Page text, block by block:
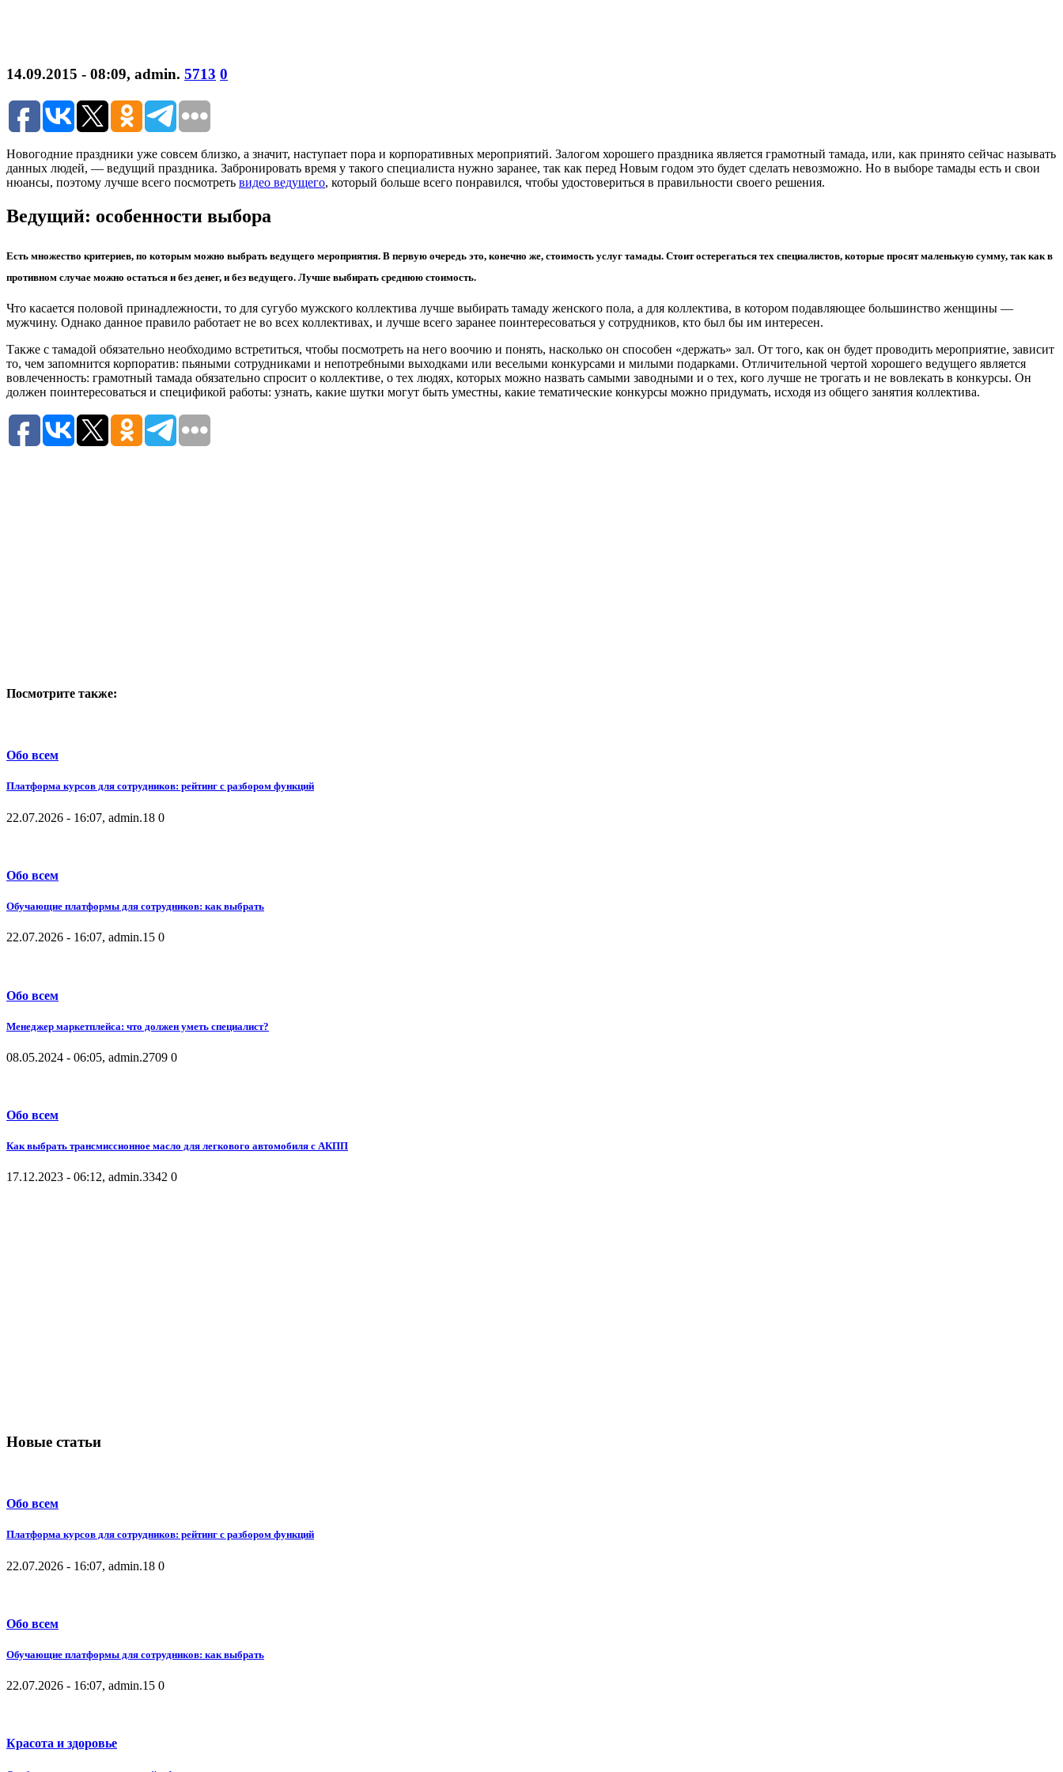
14.09.2015 - 08:09, admin. 5713 0
Новогодние праздники уже совсем близко, а значит, наступает пора и корпоративных мероприятий. Залогом хорошего праздника является грамотный тамада, или, как принято сейчас называть
данных людей, — ведущий праздника. Забронировать время у такого специалиста нужно заранее, так как перед Новым годом это будет сделать невозможно. Но в выборе тамады есть и свои
нюансы, поэтому лучше всего посмотреть видео ведущего, который больше всего понравился, чтобы удостовериться в правильности своего решения.
Ведущий: особенности выбора
Есть множество критериев, по которым можно выбрать ведущего мероприятия. В первую очередь это, конечно же, стоимость услуг тамады. Стоит остерегаться тех специалистов, которые просят маленькую сумму, так как в
противном случае можно остаться и без денег, и без ведущего. Лучше выбирать среднюю стоимость.
Что касается половой принадлежности, то для сугубо мужского коллектива лучше выбирать тамаду женского пола, а для коллектива, в котором подавляющее большинство женщины —
мужчину. Однако данное правило работает не во всех коллективах, и лучше всего заранее поинтересоваться у сотрудников, кто был бы им интересен.
Также с тамадой обязательно необходимо встретиться, чтобы посмотреть на него воочию и понять, насколько он способен «держать» зал. От того, как он будет проводить мероприятие, зависит
то, чем запомнится корпоратив: пьяными сотрудниками и непотребными выходками или веселыми конкурсами и милыми подарками. Отличительной чертой хорошего ведущего является
вовлеченность: грамотный тамада обязательно спросит о коллективе, о тех людях, которых можно назвать самыми заводными и о тех, кого лучше не трогать и не вовлекать в конкурсы. Он
должен поинтересоваться и спецификой работы: узнать, какие шутки могут быть уместны, какие тематические конкурсы можно придумать, исходя из общего занятия коллектива.
Посмотрите также:
Обо всем
Платформа курсов для сотрудников: рейтинг с разбором функций
22.07.2026 - 16:07, admin.18 0
Обо всем
Обучающие платформы для сотрудников: как выбрать
22.07.2026 - 16:07, admin.15 0
Обо всем
Менеджер маркетплейса: что должен уметь специалист?
08.05.2024 - 06:05, admin.2709 0
Обо всем
Как выбрать трансмиссионное масло для легкового автомобиля с АКПП
17.12.2023 - 06:12, admin.3342 0
Новые статьи
Обо всем
Платформа курсов для сотрудников: рейтинг с разбором функций
22.07.2026 - 16:07, admin.18 0
Обо всем
Обучающие платформы для сотрудников: как выбрать
22.07.2026 - 16:07, admin.15 0
Красота и здоровье